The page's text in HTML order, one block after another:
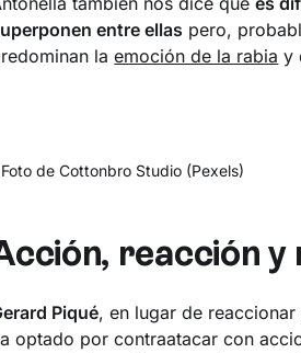
entre ellas pero,
laemoción de la rabia y
Foto de Cottonbro Studio (Pexels)
reacción y
Piqué, en lugar de
optado por contraatacar con